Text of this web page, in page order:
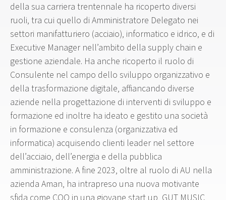
della sua carriera trentennale ha ricoperto diversi
ruoli, tra cui quello di Amministratore Delegato nei
settori manifatturiero (acciaio), informatico e idrico, e di
Executive Manager nell’ambito della supply chain e
gestione aziendale. Ha anche ricoperto il ruolo di
Consulente nel campo dello sviluppo organizzativo e
della trasformazione digitale, affiancando diverse
aziende nella progettazione di interventi di sviluppo e
formazione ed inoltre ha ideato e gestito una società
in formazione e consulenza (organizzativa ed
informatica) acquisendo clienti leader nel settore
dell’acciaio, dell’energia e della pubblica
amministrazione. A fine 2023, oltre al ruolo di AU nella
azienda Aman, ha intrapreso una nuova motivante